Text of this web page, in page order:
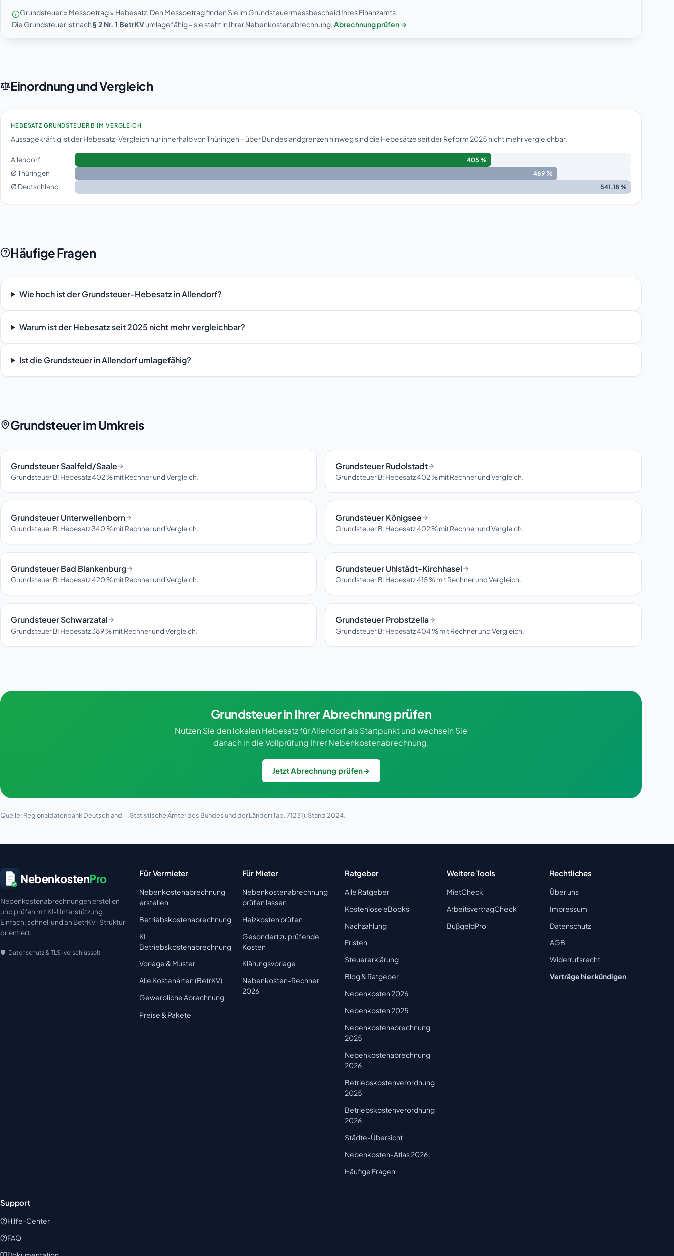
Grundsteuer = Messbetrag × Hebesatz. Den Messbetrag finden Sie im Grundsteuermessbescheid Ihres Finanzamts.
Die Grundsteuer ist nach§ 2 Nr. 1 BetrKVumlagefähig – sie steht in Ihrer Nebenkostenabrechnung.Abrechnung prüfen →
Einordnung und Vergleich
HEBESATZ GRUNDSTEUER B IM VERGLEICH
Aussagekräftig ist der Hebesatz-Vergleich nur innerhalb von Thüringen – über Bundeslandgrenzen hinweg sind die Hebesätze seit der Reform 2025 nicht mehr vergleichbar.
Allendorf 405 %
Ø Thüringen 469 %
Ø Deutschland 541,18 %
Häufige Fragen
Wie hoch ist der Grundsteuer-Hebesatz in Allendorf?
Warum ist der Hebesatz seit 2025 nicht mehr vergleichbar?
Ist die Grundsteuer in Allendorf umlagefähig?
Grundsteuer im Umkreis
Grundsteuer Saalfeld/Saale
Grundsteuer B: Hebesatz 402 % mit Rechner und Vergleich.
Grundsteuer Rudolstadt
Grundsteuer B: Hebesatz 402 % mit Rechner und Vergleich.
Grundsteuer Unterwellenborn
Grundsteuer B: Hebesatz 340 % mit Rechner und Vergleich.
Grundsteuer Königsee
Grundsteuer B: Hebesatz 402 % mit Rechner und Vergleich.
Grundsteuer Bad Blankenburg
Grundsteuer B: Hebesatz 420 % mit Rechner und Vergleich.
Grundsteuer Uhlstädt-Kirchhasel
Grundsteuer B: Hebesatz 415 % mit Rechner und Vergleich.
Grundsteuer Schwarzatal
Grundsteuer B: Hebesatz 389 % mit Rechner und Vergleich.
Grundsteuer Probstzella
Grundsteuer B: Hebesatz 404 % mit Rechner und Vergleich.
Grundsteuer in Ihrer Abrechnung prüfen
Nutzen Sie den lokalen Hebesatz für Allendorf als Startpunkt und wechseln Sie
danach in die Vollprüfung Ihrer Nebenkostenabrechnung.
Jetzt Abrechnung prüfen→
Quelle: Regionaldatenbank Deutschland — Statistische Ämter des Bundes und der Länder (Tab. 71231), Stand 2024.
NebenkostenPro
Nebenkostenabrechnungen erstellen
und prüfen mit KI-Unterstützung.
Einfach, schnell und an BetrKV-Struktur
orientiert.
Datenschutz & TLS-verschlüsselt
Für Vermieter
Nebenkostenabrechnung
erstellen
Betriebskostenabrechnung
KI
Betriebskostenabrechnung
Vorlage & Muster
Alle Kostenarten (BetrKV)
Gewerbliche Abrechnung
Preise & Pakete
Für Mieter
Nebenkostenabrechnung
prüfen lassen
Heizkosten prüfen
Gesondert zu prüfende
Kosten
Klärungsvorlage
Nebenkosten-Rechner
2026
Ratgeber
Alle Ratgeber
Kostenlose eBooks
Nachzahlung
Fristen
Steuererklärung
Blog & Ratgeber
Nebenkosten 2026
Nebenkosten 2025
Nebenkostenabrechnung
2025
Nebenkostenabrechnung
2026
Betriebskostenverordnung
2025
Betriebskostenverordnung
2026
Städte-Übersicht
Nebenkosten-Atlas 2026
Häufige Fragen
Weitere Tools
MietCheck
ArbeitsvertragCheck
BußgeldPro
Rechtliches
Über uns
Impressum
Datenschutz
AGB
Widerrufsrecht
Verträge hier kündigen
Support
Hilfe-Center
FAQ